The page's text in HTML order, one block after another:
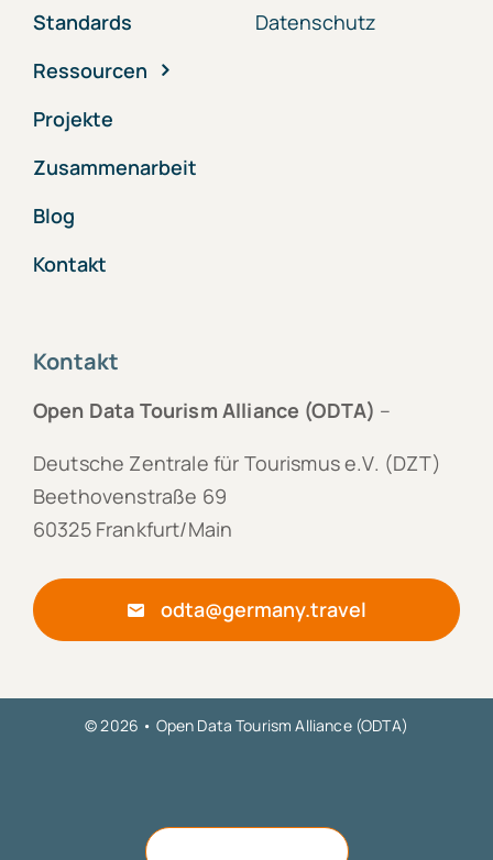
Standards
Ressourcen
Projekte
Zusammenarbeit
Blog
Kontakt
Datenschutz
Kontakt
Open Data Tourism Alliance (ODTA) –
Deutsche Zentrale für Tourismus e.V. (DZT)
Beethovenstraße 69
60325 Frankfurt/Main
odta@germany.travel
© 2026 • Open Data Tourism Alliance (ODTA)